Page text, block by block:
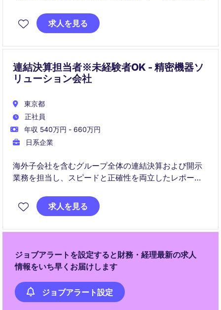
プレイングマネージャーとして実務とマネジメントの
求人を見る
連結決算担当者※未経験者OK - 精密機器ソ
リューション会社
東京都
正社員
年収 540万円 - 660万円
日系企業
海外子会社を含むグループ全体の連結決算および開示
業務を担当し、スピードと正確性を両立したレポーテ
とどまらず、業務プロセスの効率化や標準化、さらに
はM&A後のPMIにも関与できる可能性のある裁量ある
求人を見る
ジョブアラートを設定すると財務・経理最新の求人
情報をいち早くお届けします
ジョブアラート設定